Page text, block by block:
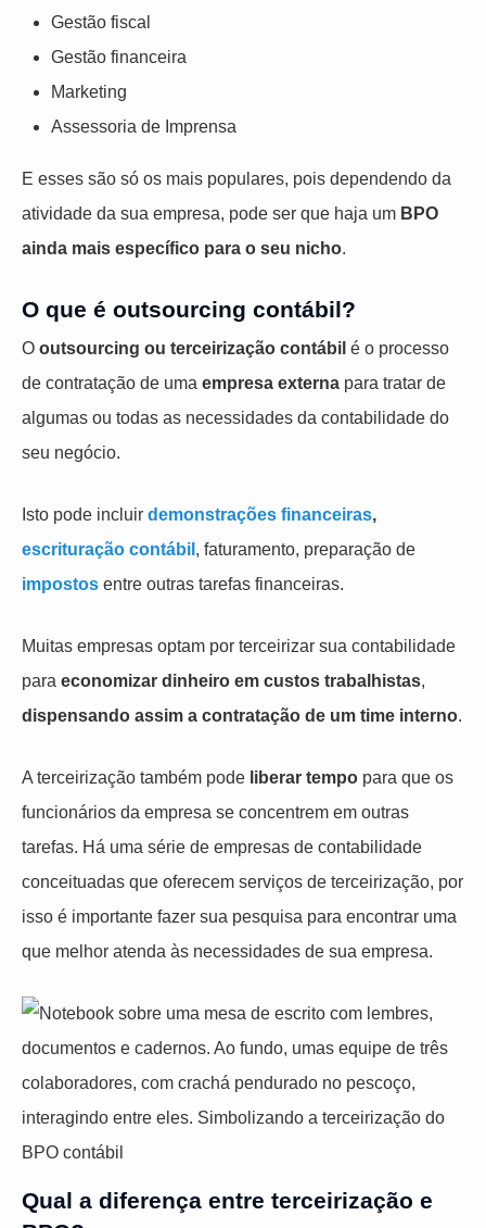
Gestão fiscal
Gestão financeira
Marketing
Assessoria de Imprensa
E esses são só os mais populares, pois dependendo da
atividade da sua empresa, pode ser que haja um BPO
ainda mais específico para o seu nicho.
O que é outsourcing contábil?
O outsourcing ou terceirização contábil é o processo
de contratação de uma empresa externa para tratar de
algumas ou todas as necessidades da contabilidade do
seu negócio.
Isto pode incluir demonstrações financeiras,
escrituração contábil , faturamento, preparação de
impostos entre outras tarefas financeiras.
Muitas empresas optam por terceirizar sua contabilidade
para economizar dinheiro em custos trabalhistas,
dispensando assim a contratação de um time interno.
A terceirização também pode liberar tempo para que os
funcionários da empresa se concentrem em outras
tarefas. Há uma série de empresas de contabilidade
conceituadas que oferecem serviços de terceirização, por
isso é importante fazer sua pesquisa para encontrar uma
que melhor atenda às necessidades de sua empresa.
Qual a diferença entre terceirização e